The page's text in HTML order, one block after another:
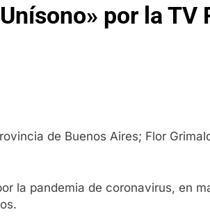
por la TV
de Buenos Aires; Flor
la pandemia de coronavirus, en